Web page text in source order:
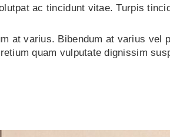
ac tincidunt vitae. Turpis
at varius. Bibendum at varius vel
quam vulputate dignissim